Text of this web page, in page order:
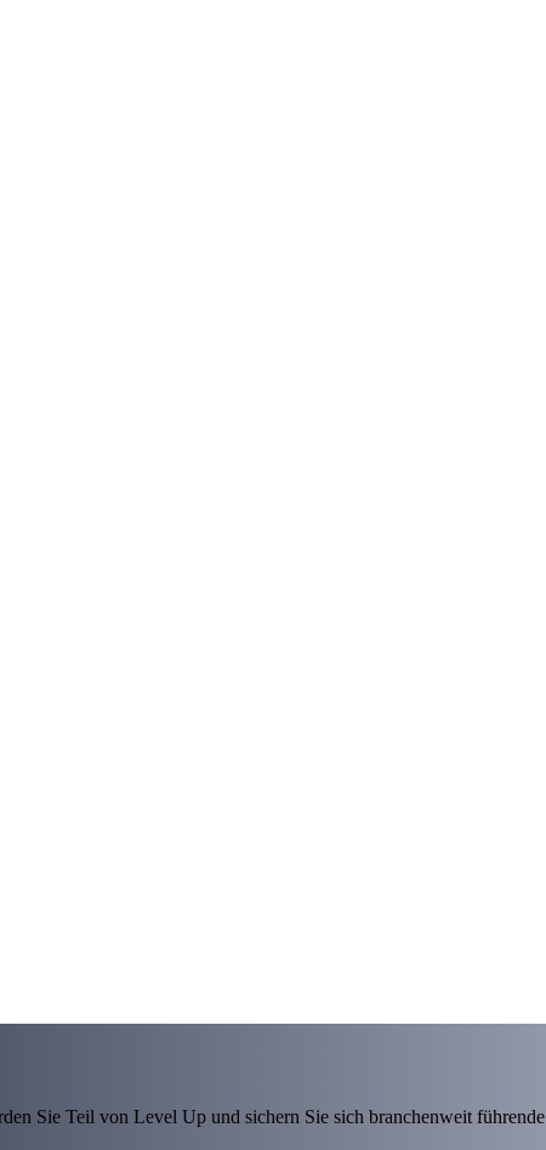
Sie Teil von Level Up und sichern Sie sich branchenweit führende